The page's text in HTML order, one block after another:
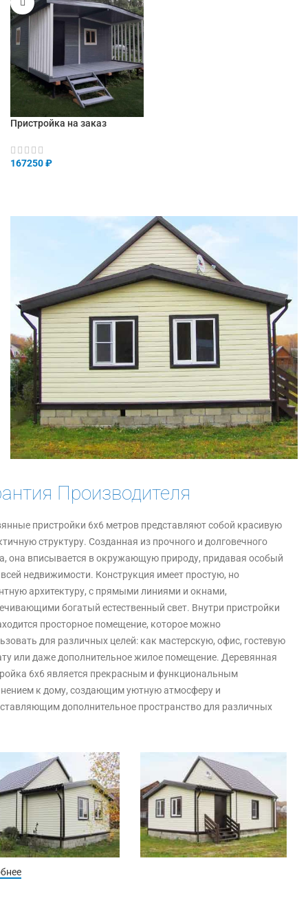
Пристройка на заказ
167250₽
Производителя
пристройки 6х6 метров представляют собой красивую
структуру. Созданная из прочного и долговечного
она вписывается в окружающую природу, придавая особый
недвижимости. Конструкция имеет простую, но
архитектуру, с прямыми линиями и окнами,
богатый естественный свет. Внутри пристройки
просторное помещение, которое можно
для различных целей: как мастерскую, офис, гостевую
или даже дополнительное жилое помещение. Деревянная
6х6 является прекрасным и функциональным
к дому, создающим уютную атмосферу и
дополнительное пространство для различных